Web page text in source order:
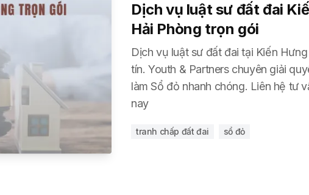
Dịch vụ luật sư đất đai
Hải Phòng trọn gói
Dịch vụ luật sư đất đai tại Kiến
tín. Youth & Partners chuyên giải
làm Sổ đỏ nhanh chóng. Liên hệ tư
nay
tranh chấp đất đai sổ đỏ